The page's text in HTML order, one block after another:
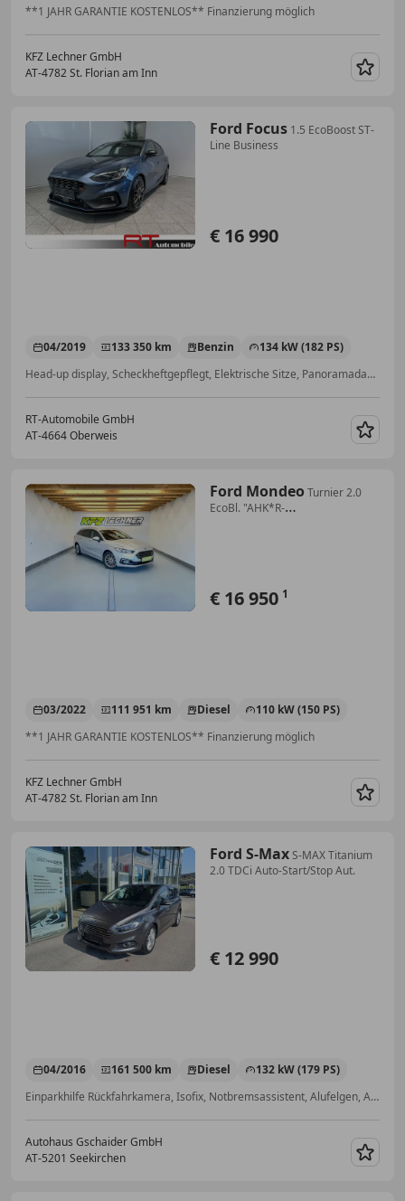
**1 JAHR GARANTIE KOSTENLOS** Finanzierung möglich
KFZ Lechner GmbH
AT-4782 St. Florian am Inn
Ford Focus 1.5 EcoBoost ST-
Line Business
€ 16 990
04/2019 133 350 km Benzin
134 kW (182 PS)
Head-up display, Scheckheftgepflegt, Elektrische Sitze, Panoramadach, Beheizbares Lenkrad, Soundsystem, Sitzheizung, Schaltwippen
RT-Automobile GmbH
AT-4664 Oberweis
Ford Mondeo Turnier 2.0
EcoBl. "AHK*R-
€ 16 950 1
03/2022 111 951 km Diesel
110 kW (150 PS)
**1 JAHR GARANTIE KOSTENLOS** Finanzierung möglich
KFZ Lechner GmbH
AT-4782 St. Florian am Inn
Ford S-MaxS-MAX Titanium
2.0 TDCi Auto-Start/Stop Aut.
€ 12 990
04/2016 161 500 km Diesel
132 kW (179 PS)
Einparkhilfe Rückfahrkamera, Isofix, Notbremsassistent, Alufelgen, ABS, Beheizbare Frontscheibe, Fahrerairbag, Regensensor
Autohaus Gschaider GmbH
AT-5201 Seekirchen